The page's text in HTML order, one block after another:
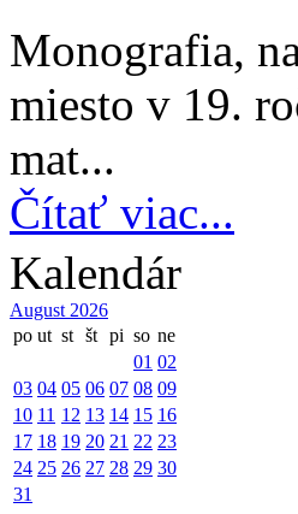
Monografia,
miesto v 19.
mat...
Čítať viac...
Kalendár
August 2026
po ut st št pi so ne
01 02
03 04 05 06 07 08 09
10 11 12 13 14 15 16
17 18 19 20 21 22 23
24 25 26 27 28 29 30
31